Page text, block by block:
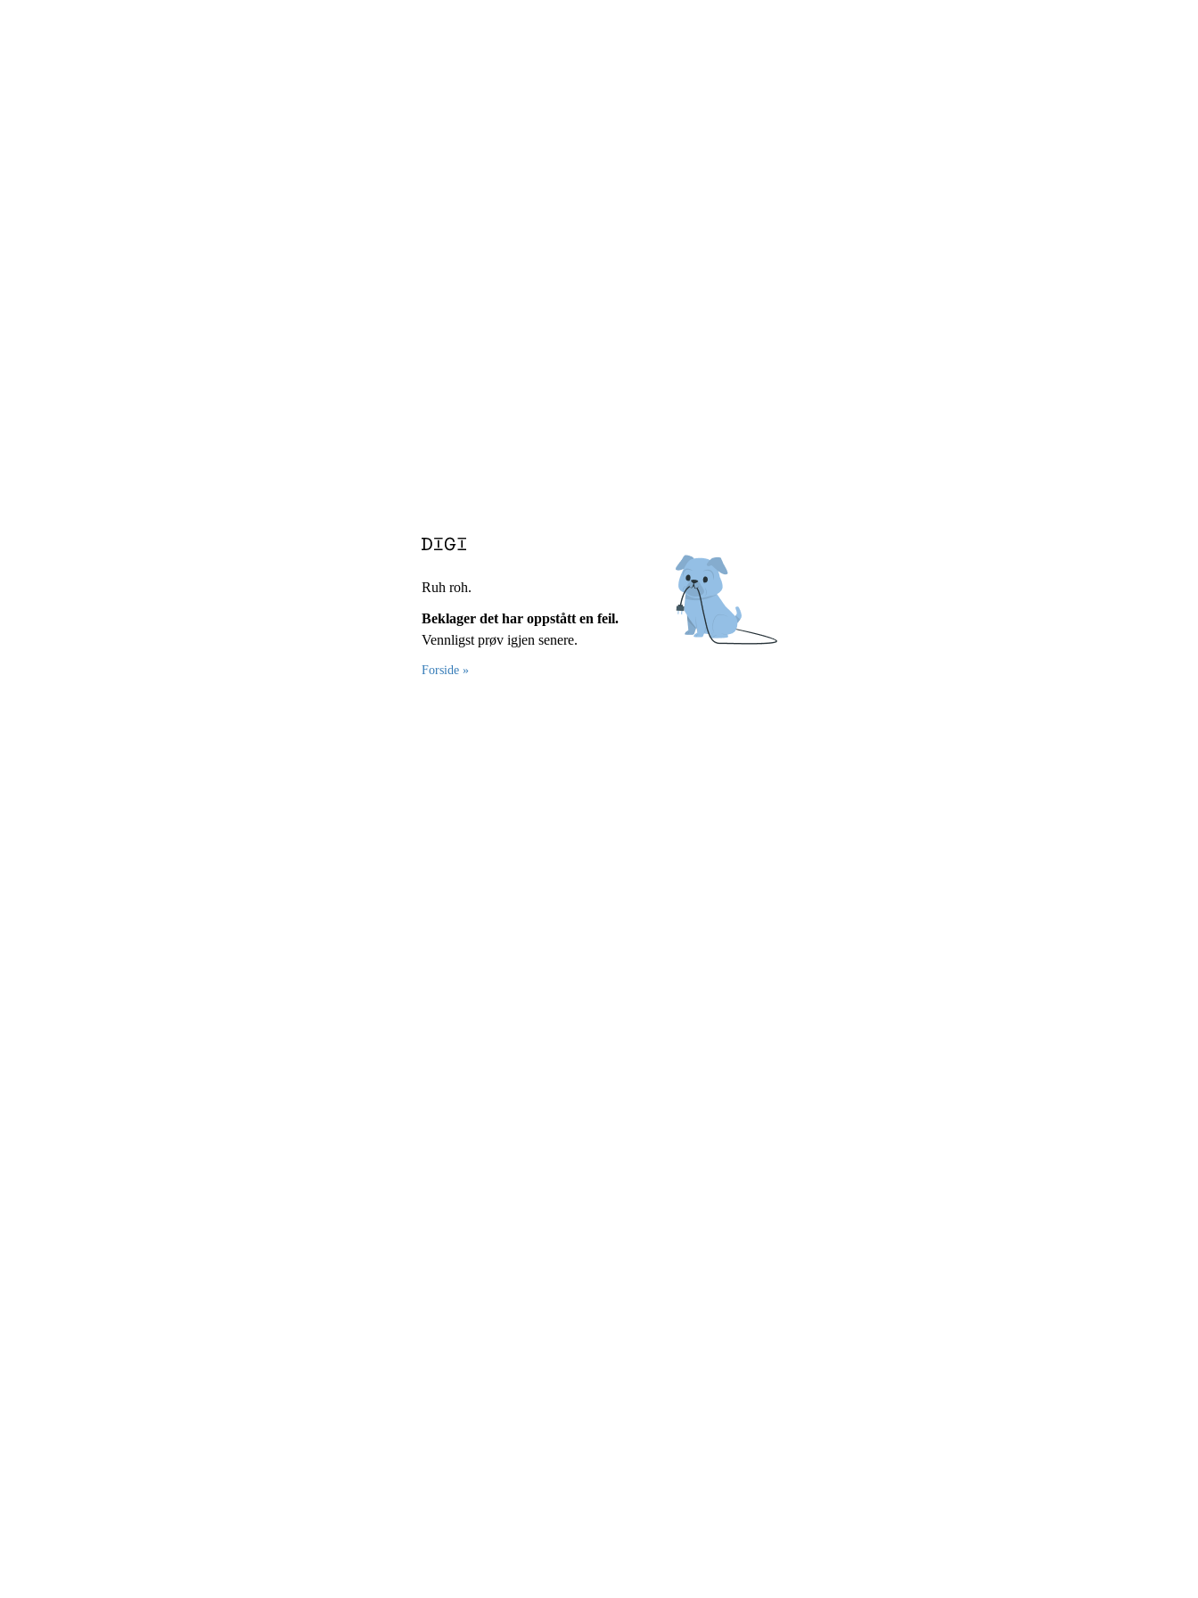
Ruh roh.
Beklager det har oppstått en feil.
Vennligst prøv igjen senere.
Forside »